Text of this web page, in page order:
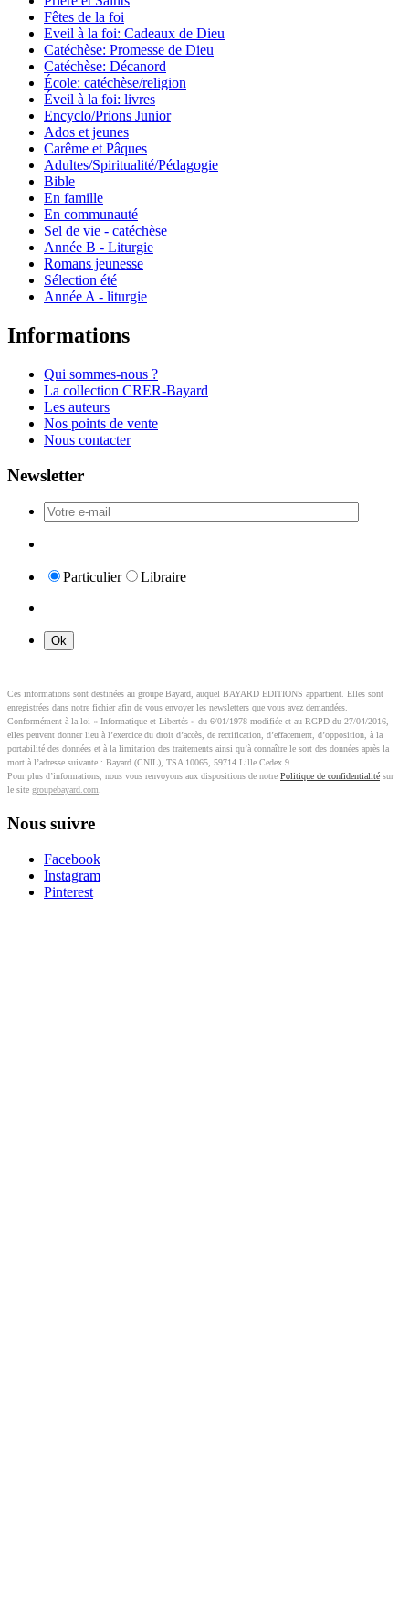
Fêtes de la foi
Eveil à la foi: Cadeaux de Dieu
Catéchèse: Promesse de Dieu
Catéchèse: Décanord
École: catéchèse/religion
Éveil à la foi: livres
Encyclo/Prions Junior
Ados et jeunes
Carême et Pâques
Adultes/Spiritualité/Pédagogie
Bible
En famille
En communauté
Sel de vie - catéchèse
Année B - Liturgie
Romans jeunesse
Sélection été
Année A - liturgie
Informations
Qui sommes-nous ?
La collection CRER-Bayard
Les auteurs
Nos points de vente
Nous contacter
Newsletter
Particulier Libraire
Ces informations sont destinées au groupe Bayard, auquel BAYARD EDITIONS appartient. Elles sont
enregistrées dans notre fichier afin de vous envoyer les newsletters que vous avez demandées.
Conformément à la loi « Informatique et Libertés » du 6/01/1978 modifiée et au RGPD du 27/04/2016,
elles peuvent donner lieu à l’exercice du droit d’accès, de rectification, d’effacement, d’opposition, à la
portabilité des données et à la limitation des traitements ainsi qu’à connaître le sort des données après la
mort à l’adresse suivante : Bayard (CNIL), TSA 10065, 59714 Lille Cedex 9 .
Pour plus d’informations, nous vous renvoyons aux dispositions de notre Politique de confidentialité sur
le site groupebayard.com.
Nous suivre
Facebook
Instagram
Pinterest